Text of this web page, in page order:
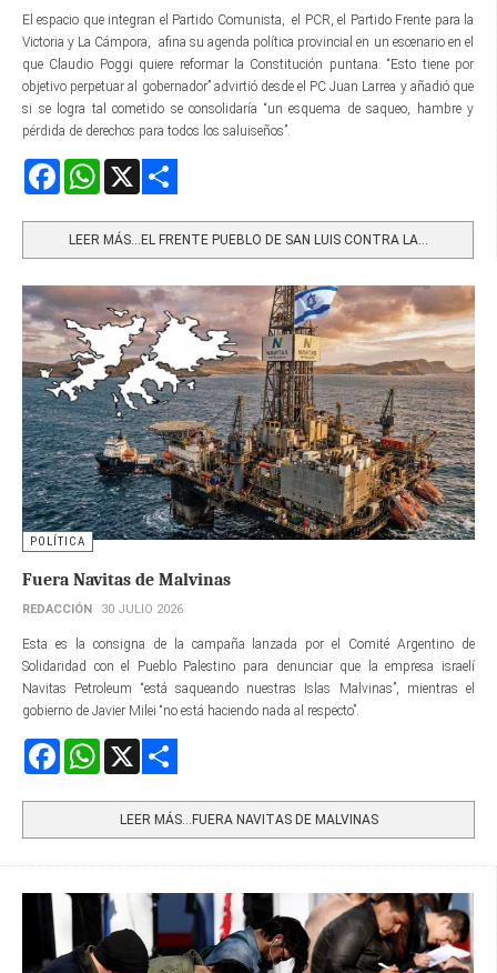
El espacio que integran el Partido Comunista, el PCR, el Partido Frente para la
Victoria y La Cámpora, afina su agenda política provincial en un escenario en el
que Claudio Poggi quiere reformar la Constitución puntana. “Esto tiene por
objetivo perpetuar al gobernador” advirtió desde el PC Juan Larrea y añadió que
si se logra tal cometido se consolidaría “un esquema de saqueo, hambre y
pérdida de derechos para todos los saluiseños”.
FacebookWhatsApp
LEER MÁS…EL FRENTE PUEBLO DE SAN LUIS CONTRA LA...
POLÍTICA
Fuera Navitas de Malvinas
REDACCIÓN 30 JULIO 2026
Esta es la consigna de la campaña lanzada por el Comité Argentino de
Solidaridad con el Pueblo Palestino para denunciar que la empresa israelí
Navitas Petroleum “está saqueando nuestras Islas Malvinas”, mientras el
gobierno de Javier Milei “no está haciendo nada al respecto”.
FacebookWhatsApp
LEER MÁS…FUERA NAVITAS DE MALVINAS